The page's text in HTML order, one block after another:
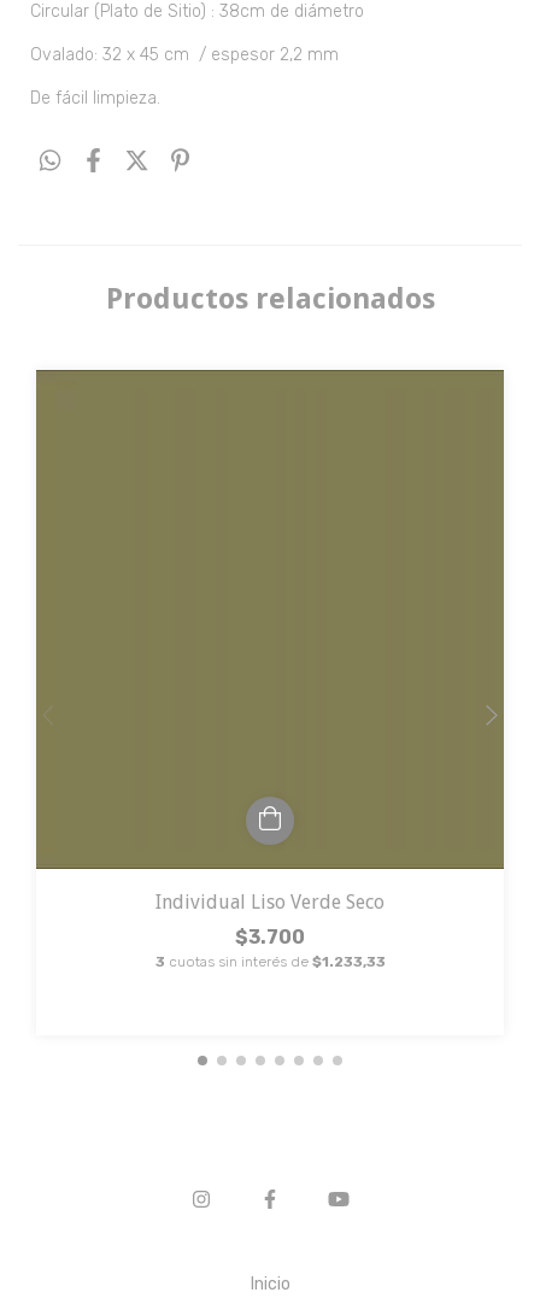
Circular (Plato de Sitio) : 38cm de diámetro
Ovalado: 32 x 45 cm / espesor 2,2 mm
De fácil limpieza.
Productos relacionados
Individual Liso Verde Seco
$3.700
3 cuotas sin interés de $1.233,33
Inicio